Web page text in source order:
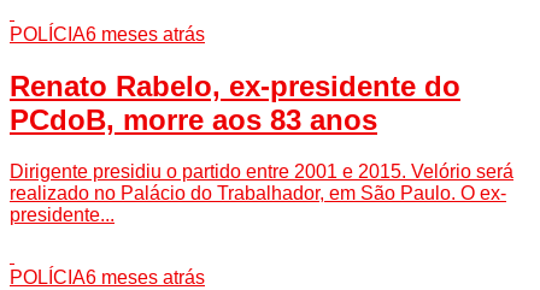
POLÍCIA6 meses atrás
Renato Rabelo, ex-presidente do
PCdoB, morre aos 83 anos
Dirigente presidiu o partido entre 2001 e 2015. Velório será
realizado no Palácio do Trabalhador, em São Paulo. O ex-
presidente...
POLÍCIA6 meses atrás